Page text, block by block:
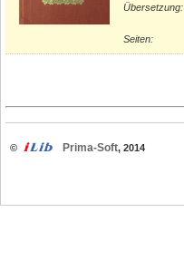
Übersetzung:
Seiten:
© Prima-Soft, 2014